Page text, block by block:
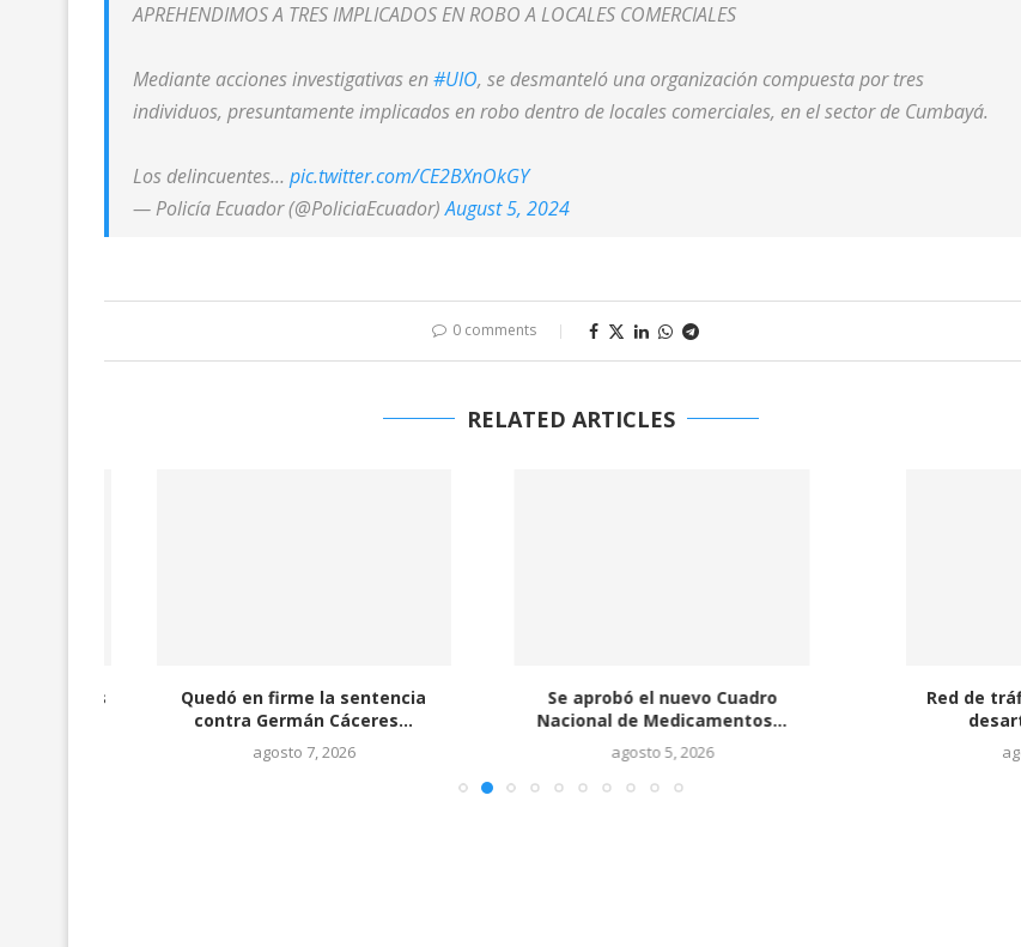
APREHENDIMOS A TRES IMPLICADOS EN ROBO A LOCALES COMERCIALES
Mediante acciones investigativas en#UIO, se desmanteló una organización compuesta por tres
individuos, presuntamente implicados en robo dentro de locales comerciales, en el sector de Cumbayá.
Los delincuentes… pic.twitter.com/CE2BXnOkGY
— Policía Ecuador (@PoliciaEcuador)August 5, 2024
0 comments
RELATED ARTICLES
Quedó en firme la sentencia
contra Germán Cáceres...
agosto 7, 2026
Se aprobó el nuevo Cuadro
Nacional de Medicamentos...
agosto 5, 2026
Red de tráfico de cocaína fue
desarticulada con...